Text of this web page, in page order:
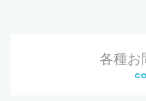
各種お